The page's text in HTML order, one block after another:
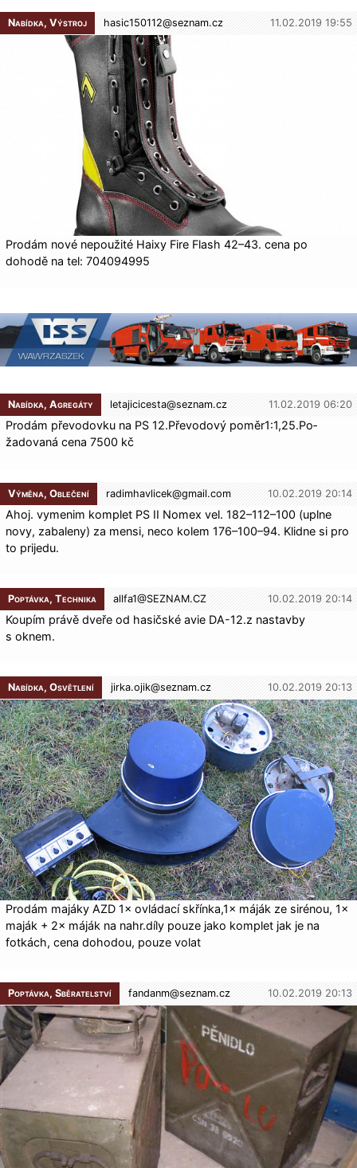
Nabídka, Výstroj hasic150112@seznam.cz 11.02.2019 19:55
Prodám nové nepoužité Haixy Fire Flash 42–43. cena po
dohodě na tel: 704094995
Nabídka, Agregáty letajicicesta@seznam.cz 11.02.2019 06:20
Prodám převodovku na PS 12.Převodový poměr1:1,25.Po­
žadovaná cena 7500 kč
Výměna, Oblečení radimhavlicek@gmail.com 10.02.2019 20:14
Ahoj. vymenim komplet PS II Nomex vel. 182–112–100 (uplne
novy, zabaleny) za mensi, neco kolem 176–100–94. Klidne si pro
to prijedu.
Poptávka, Technika allfa1@SEZNAM.CZ 10.02.2019 20:14
Koupím právě dveře od hasičské avie DA-12.z nastavby
s oknem.
Nabídka, Osvětlení jirka.ojik@seznam.cz 10.02.2019 20:13
Prodám majáky AZD 1× ovládací skřínka,1× máják ze sirénou, 1×
maják + 2× máják na nahr.díly pouze jako komplet jak je na
fotkách, cena dohodou, pouze volat
Poptávka, Sběratelství fandanm@seznam.cz 10.02.2019 20:13